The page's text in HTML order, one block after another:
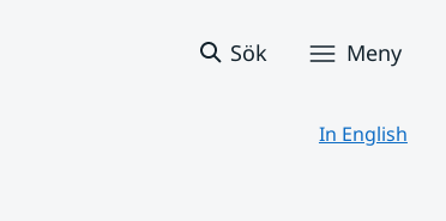
Sök Meny
In English